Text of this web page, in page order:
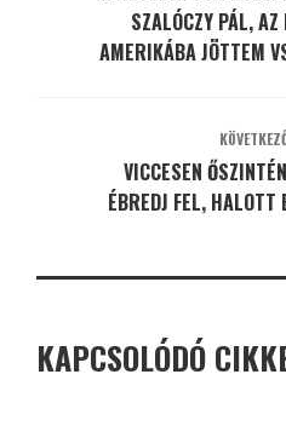
SZALÓCZY PÁL,
AMERIKÁBA JÖTTEM
VICCESEN
ÉBREDJ FEL, HALOTT
KAPCSOLÓDÓ